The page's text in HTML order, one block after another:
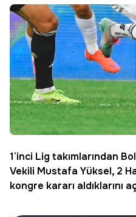
1’inci Lig takımlarından
Vekili Mustafa Yüksel, 2
kongre kararı aldıklarını